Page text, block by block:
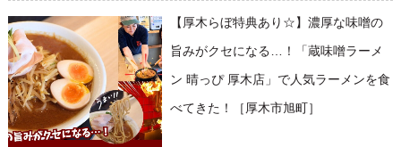
【厚木らぼ特典あり☆】濃厚な味噌の
旨みがクセになる…！「蔵味噌ラーメ
ン 晴っぴ 厚木店」で人気ラーメンを食
べてきた！［厚木市旭町］